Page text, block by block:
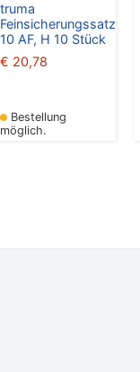
truma
Feinsicherungssatz
10 AF, H 10 Stück
€ 20,78
Bestellung
möglich.